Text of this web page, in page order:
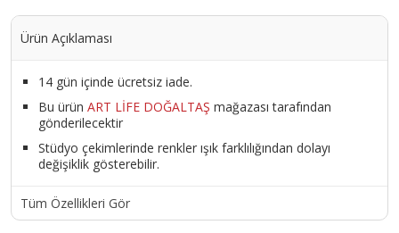
Ürün Açıklaması
14 gün içinde ücretsiz iade.
Bu ürün ART LİFE DOĞALTAŞ mağazası tarafından
gönderilecektir
Stüdyo çekimlerinde renkler ışık farklılığından dolayı
değişiklik gösterebilir.
Tüm Özellikleri Gör